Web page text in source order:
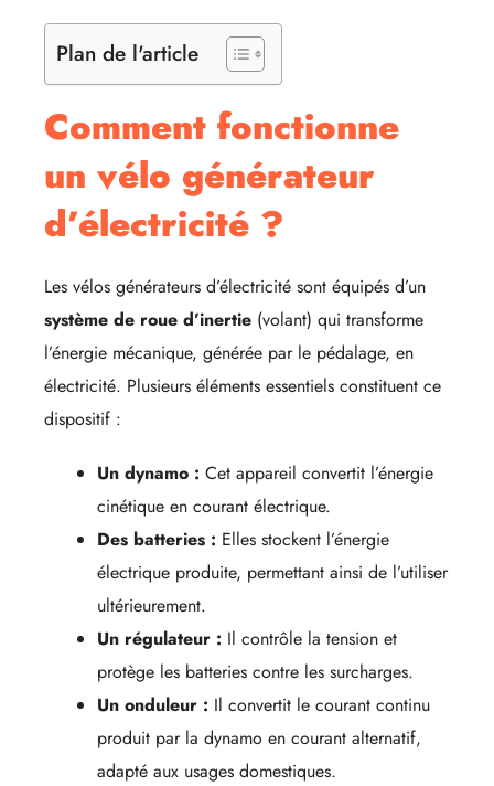
Plan de l'article
Comment fonctionne
un vélo générateur
d’électricité ?
Les vélos générateurs d’électricité sont équipés d’un
système de roue d’inertie (volant) qui transforme
l’énergie mécanique, générée par le pédalage, en
électricité. Plusieurs éléments essentiels constituent ce
dispositif :
Un dynamo : Cet appareil convertit l’énergie
cinétique en courant électrique.
Des batteries : Elles stockent l’énergie
électrique produite, permettant ainsi de l’utiliser
ultérieurement.
Un régulateur : Il contrôle la tension et
protège les batteries contre les surcharges.
Un onduleur : Il convertit le courant continu
produit par la dynamo en courant alternatif,
adapté aux usages domestiques.